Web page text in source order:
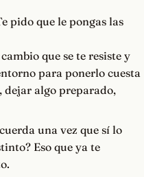
pido que le pongas las
que se te resiste y
para ponerlo cuesta
dejar algo preparado,
una vez que sí lo
Eso que ya te